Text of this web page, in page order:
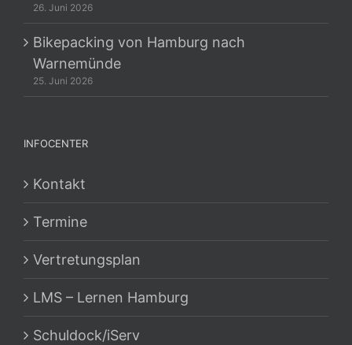
26. Juni 2026
Bikepacking von Hamburg nach
Warnemünde
25. Juni 2026
INFOCENTER
Kontakt
Termine
Vertretungsplan
LMS – Lernen Hamburg
Schuldock/iServ